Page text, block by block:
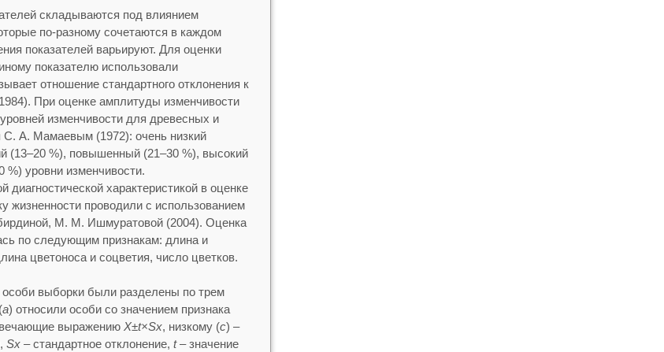
складываются под влиянием
по-разному сочетаются в каждом
показателей варьируют. Для оценки
показателю использовали
отношение стандартного отклонения к
При оценке амплитуды изменчивости
изменчивости для древесных и
С. А. Мамаевым (1972): очень низкий
(13–20 %), повышенный (21–30 %), высокий
уровни изменчивости.
диагностической характеристикой в оценке
жизненности проводили с использованием
М. М. Ишмуратовой (2004). Оценка
по следующим признакам: длина и
цветоноса и соцветия, число цветков.
выборки были разделены по трем
а) относили особи со значением признака
выражению X±t×Sx, низкому (с) –
Sx– стандартное отклонение, t– значение